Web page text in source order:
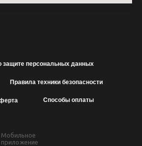
защите персональных данных
Правила техники безопасности
Способы оплаты
Мобильное
приложение